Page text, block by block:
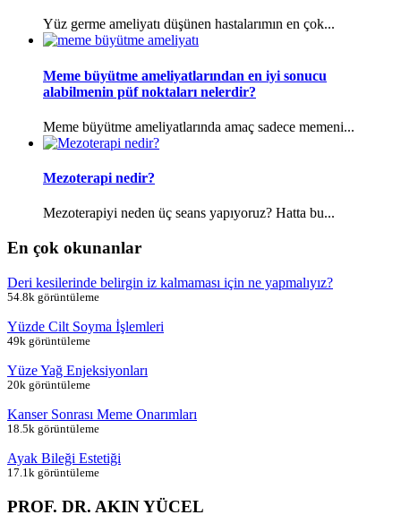
Yüz germe ameliyatı düşünen hastalarımın en çok...
Meme büyütme ameliyatlarından en iyi sonucu
alabilmenin püf noktaları nelerdir?
Meme büyütme ameliyatlarında amaç sadece memeni...
Mezoterapi nedir?
Mezoterapiyi neden üç seans yapıyoruz? Hatta bu...
En çok okunanlar
Deri kesilerinde belirgin iz kalmaması için ne yapmalıyız?
54.8k görüntüleme
Yüzde Cilt Soyma İşlemleri
49k görüntüleme
Yüze Yağ Enjeksiyonları
20k görüntüleme
Kanser Sonrası Meme Onarımları
18.5k görüntüleme
Ayak Bileği Estetiği
17.1k görüntüleme
PROF. DR. AKIN YÜCEL